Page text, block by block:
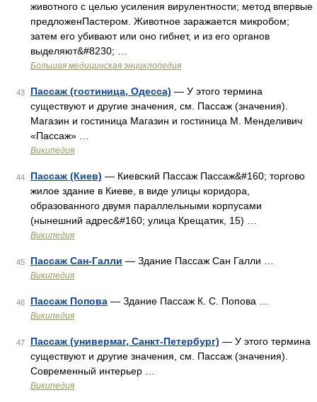
животного с целью усиления вирулентности; метод впервые
предложенПастером. Животное заражается микробом;
затем его убивают или оно гибнет, и из его органов
выделяют&#8230; …
Большая медицинская энциклопедия
43 Пассаж (гостиница, Одесса) — У этого термина
существуют и другие значения, см. Пассаж (значения).
Магазин и гостиница Магазин и гостиница М. Менделивич
«Пассаж» …
Википедия
44 Пассаж (Киев) — Киевский Пассаж Пассаж&#160; торгово
жилое здание в Киеве, в виде улицы коридора,
образованного двумя параллельными корпусами
(нынешний адрес&#160; улица Крещатик, 15) …
Википедия
45 Пассаж Сан-Галли — Здание Пассаж Сан Галли …
Википедия
46 Пассаж Попова — Здание Пассаж К. С. Попова …
Википедия
47 Пассаж (универмаг, Санкт-Петербург) — У этого термина
существуют и другие значения, см. Пассаж (значения).
Современный интерьер …
Википедия